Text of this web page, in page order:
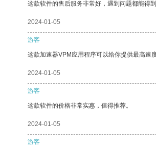
这款软件的售后服务非常好，遇到问题都能得到
2024-01-05
游客
这款加速器VPM应用程序可以给你提供最高速
2024-01-05
游客
这款软件的价格非常实惠，值得推荐。
2024-01-05
游客